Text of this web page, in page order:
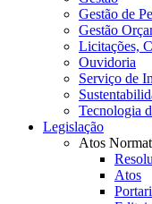
Gestão de
Gestão
Licitações,
Ouvidoria
Serviço de
Tecnologia
Legislação
Atos
Atos